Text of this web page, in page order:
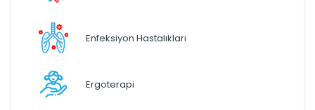
Enfeksiyon Hastalıkları
Ergoterapi